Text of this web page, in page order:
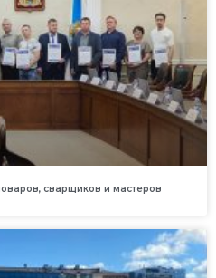
сварщиков и мастеров